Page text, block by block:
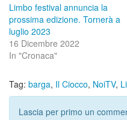
Limbo festival annuncia la
prossima edizione. Tornerà a
luglio 2023
16 Dicembre 2022
In "Cronaca"
Tag: barga, Il Ciocco, NoiTV,
Lascia per primo un